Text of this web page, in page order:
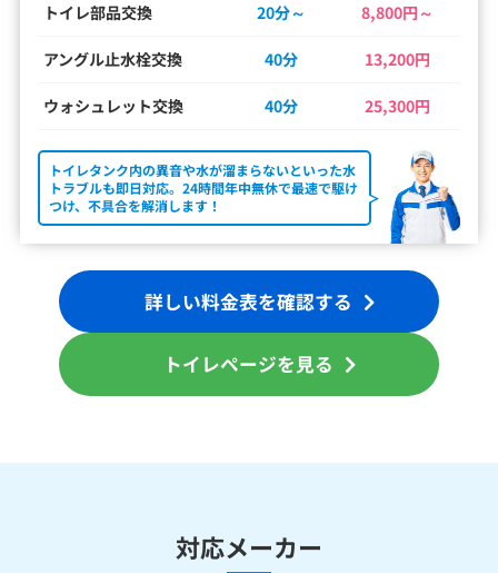
トイレ部品交換 20分～ 8,800円～
アングル止水栓交換 40分 13,200円
ウォシュレット交換 40分 25,300円
トイレタンク内の異音や水が溜まらないといった水
トラブルも即日対応。24時間年中無休で最速で駆け
つけ、不具合を解消します！
詳しい料金表を確認する
トイレページを見る
対応メーカー